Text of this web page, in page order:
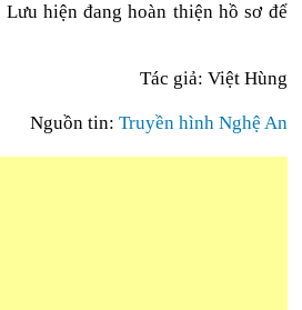
hiện đang hoàn thiện hồ sơ để
Tác giả: Việt Hùng
Nguồn tin: Truyền hình Nghệ An